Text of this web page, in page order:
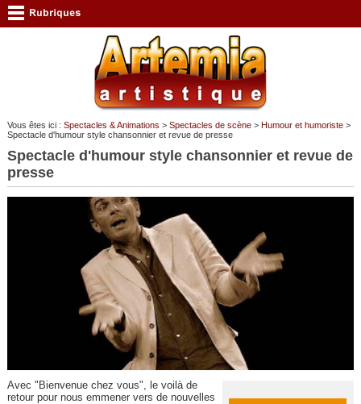
Vous êtes ici : Spectacles & Animations > Spectacles de scène> Humour et humoriste>
Spectacle d'humour style chansonnier et revue de presse
Spectacle d'humour style chansonnier et revue de
presse
Avec "Bienvenue chez vous", le voilà de
retour pour nous emmener vers de nouvelles